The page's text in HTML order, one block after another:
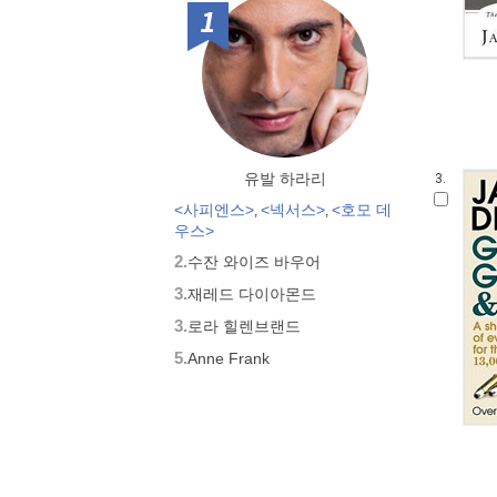
1위
유발 하라리
<사피엔스>, <넥서스>, <호모 데
우스>
2.수잔 와이즈 바우어
3.재레드 다이아몬드
3.로라 힐렌브랜드
5.Anne Frank
3.